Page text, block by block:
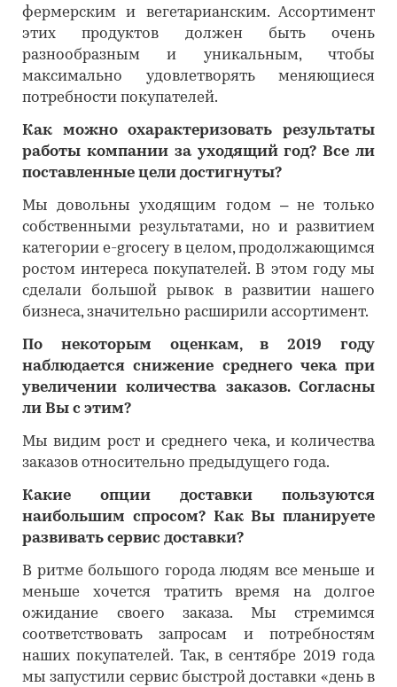
фермерским и вегетарианским. Ассортимент
этих продуктов должен быть очень
разнообразным и уникальным, чтобы
максимально удовлетворять меняющиеся
потребности покупателей.
Как можно охарактеризовать результаты
работы компании за уходящий год? Все ли
поставленные цели достигнуты?
Мы довольны уходящим годом – не только
собственными результатами, но и развитием
категории e-grocery в целом, продолжающимся
ростом интереса покупателей. В этом году мы
сделали большой рывок в развитии нашего
бизнеса, значительно расширили ассортимент.
По некоторым оценкам, в 2019 году
наблюдается снижение среднего чека при
увеличении количества заказов. Согласны
ли Вы с этим?
Мы видим рост и среднего чека, и количества
заказов относительно предыдущего года.
Какие опции доставки пользуются
наибольшим спросом? Как Вы планируете
развивать сервис доставки?
В ритме большого города людям все меньше и
меньше хочется тратить время на долгое
ожидание своего заказа. Мы стремимся
соответствовать запросам и потребностям
наших покупателей. Так, в сентябре 2019 года
мы запустили сервис быстрой доставки «день в